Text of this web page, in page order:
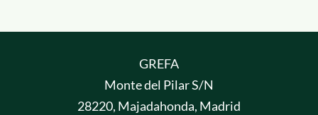
GREFA
Monte del Pilar S/N
28220, Majadahonda, Madrid